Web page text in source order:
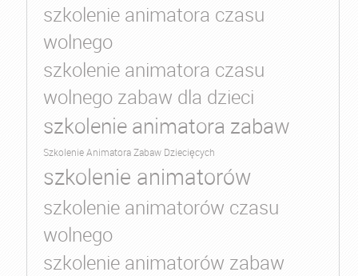
szkolenie animatora czasu
wolnego
szkolenie animatora czasu
wolnego zabaw dla dzieci
szkolenie animatora zabaw
Szkolenie Animatora Zabaw Dziecięcych
szkolenie animatorów
szkolenie animatorów czasu
wolnego
szkolenie animatorów zabaw